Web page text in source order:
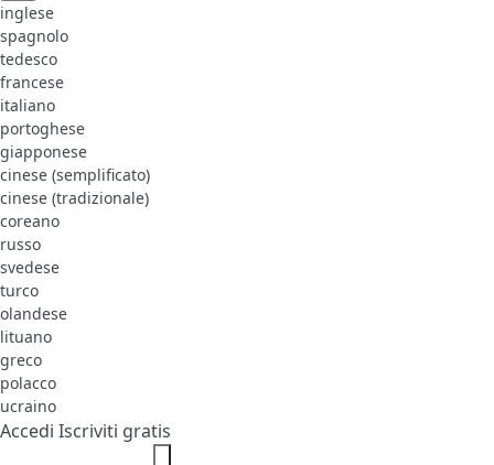
inglese
spagnolo
tedesco
francese
italiano
portoghese
giapponese
cinese (semplificato)
cinese (tradizionale)
coreano
russo
svedese
turco
olandese
lituano
greco
polacco
ucraino
Accedi Iscriviti gratis